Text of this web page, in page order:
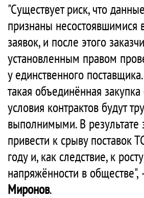
"Существует риск, что
признаны несостоявшимися
заявок, и после этого
установленным правом
у единственного
такая объединённая закупка
условия контрактов будут
выполнимыми. В результате
привести к срыву поставок
году и, как следствие, к
напряжённости в обществе",
Миронов.